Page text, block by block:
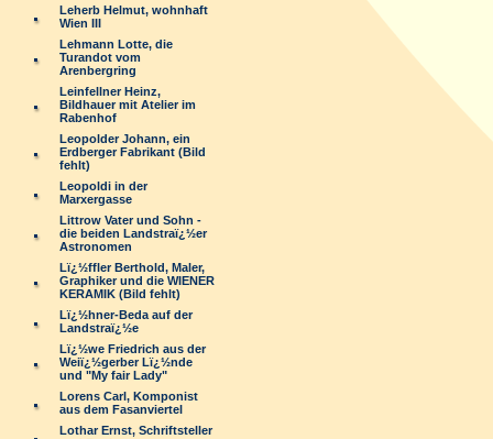
Leherb Helmut, wohnhaft
Wien III
Lehmann Lotte, die
Turandot vom
Arenbergring
Leinfellner Heinz,
Bildhauer mit Atelier im
Rabenhof
Leopolder Johann, ein
Erdberger Fabrikant (Bild
fehlt)
Leopoldi in der
Marxergasse
Littrow Vater und Sohn -
die beiden Landstraï¿½er
Astronomen
Lï¿½ffler Berthold, Maler,
Graphiker und die WIENER
KERAMIK (Bild fehlt)
Lï¿½hner-Beda auf der
Landstraï¿½e
Lï¿½we Friedrich aus der
Weiï¿½gerber Lï¿½nde
und "My fair Lady"
Lorens Carl, Komponist
aus dem Fasanviertel
Lothar Ernst, Schriftsteller